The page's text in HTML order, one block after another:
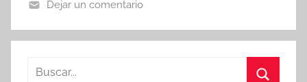
Dejar un comentario
Buscar: